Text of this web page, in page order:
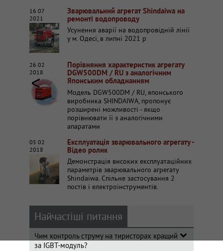
16 07
2021
Зварювальний агрегат Shindaiwa на
ремонті водопроводу
Усунення аварії на водопровідній лінії
у м. Одесі, в липні 2021 р
26 02
2018
Порівняння характеристик агрегату
DGW500DM / RU з аналогічним
Японським обладнанням
Модель DGW500DM / RU, японського
виробника SHINDAIWA, пропонує
розширені можливості - якщо
порівнювати її з аналогічними
апаратами
05 02
2018
Експлуатація зварювального агрегату -
Відео ролик
Демонстрація високих експлуатаційних
параметрів зварювального агрегату
Shindaiwa. Спільне застосування 2
постів і електроінструментів.
Найчастіші питання
Чим контроль струму на тиристорах кращий
за IGBT-модуль?